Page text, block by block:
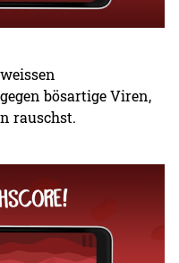
bösartige Viren,
rauschst.